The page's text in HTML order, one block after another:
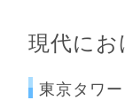
現代に
東京タワ